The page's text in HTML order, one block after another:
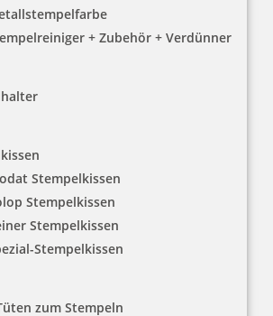
+ Zubehör + Verdünner
Stempelkissen
Stempelkissen
Stempelkissen
Stempelkissen
zum Stempeln